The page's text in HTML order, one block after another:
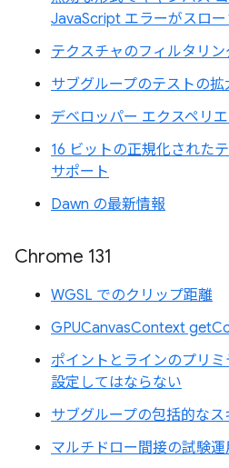
JavaScript エラーがスロー
テクスチャのフィルタリ
サブグループのテストの拡
デベロッパー エクスペリ
16 ビットの正規化された
サポート
Dawn の最新情報
Chrome 131
WGSL でのクリップ距離
GPUCanvasContext
ポイントとラインのプリ
設定してはならない
サブグループの包括的な
マルチドロー間接の試験運